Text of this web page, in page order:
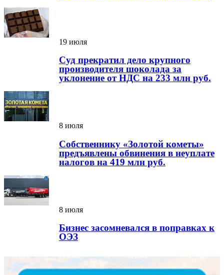
19 июля
Суд прекратил дело крупного
производителя шоколада за
уклонение от НДС на 233 млн руб.
8 июля
Собственнику «Золотой кометы»
предъявлены обвинения в неуплате
налогов на 419 млн руб.
8 июля
Бизнес засомневался в поправках к
ОЭЗ